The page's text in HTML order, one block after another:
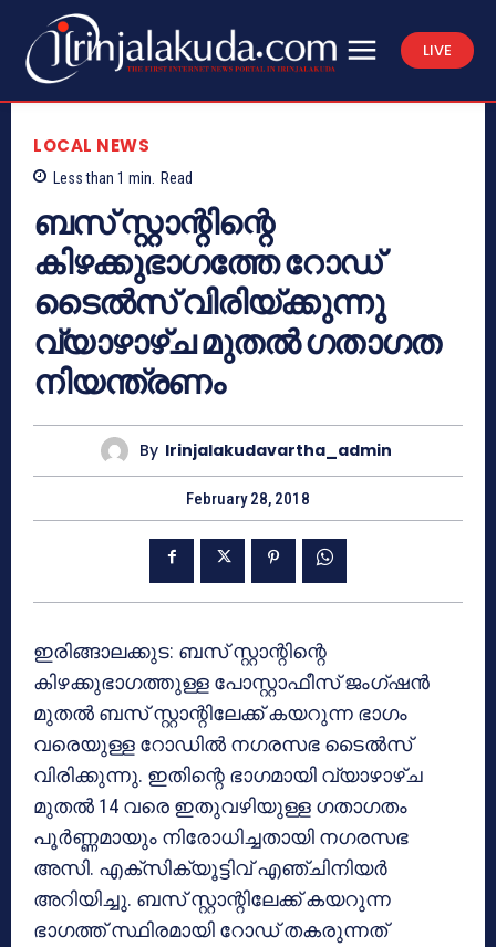
LIVE
LOCAL NEWS
Less than 1 min. Read
ബസ് സ്റ്റാന്റിന്റെ
കിഴക്കുഭാഗത്തേ റോഡ്
ടൈല്‍സ് വിരിയ്ക്കുന്നു
വ്യാഴാഴ്ച മുതല്‍ ഗതാഗത
നിയന്ത്രണം
By Irinjalakudavartha_admin
February 28, 2018
ഇരിങ്ങാലക്കുട: ബസ് സ്റ്റാന്റിന്റെ
കിഴക്കുഭാഗത്തുള്ള പോസ്റ്റാഫീസ് ജംഗ്ഷന്‍
മുതല്‍ ബസ് സ്റ്റാന്റിലേക്ക് കയറുന്ന ഭാഗം
വരെയുള്ള റോഡില്‍ നഗരസഭ ടൈല്‍സ്
വിരിക്കുന്നു. ഇതിന്റെ ഭാഗമായി വ്യാഴാഴ്ച
മുതല്‍ 14 വരെ ഇതുവഴിയുള്ള ഗതാഗതം
പൂര്‍ണ്ണമായും നിരോധിച്ചതായി നഗരസഭ
അസി. എക്സിക്യൂട്ടിവ് എഞ്ചിനിയര്‍
അറിയിച്ചു. ബസ് സ്റ്റാന്റിലേക്ക് കയറുന്ന
ഭാഗത്ത് സ്ഥിരമായി റോഡ് തകരുന്നത്